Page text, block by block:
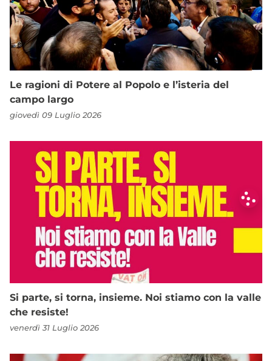
Le ragioni di Potere al Popolo e l’isteria del
campo largo
giovedì 09 Luglio 2026
Si parte, si torna, insieme. Noi stiamo con la valle
che resiste!
venerdì 31 Luglio 2026